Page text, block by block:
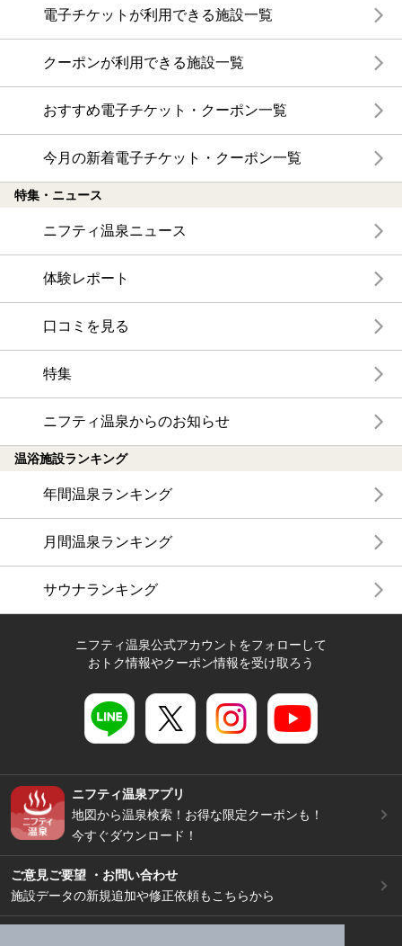
電子チケットが利用できる施設一覧
クーポンが利用できる施設一覧
おすすめ電子チケット・クーポン一覧
今月の新着電子チケット・クーポン一覧
特集・ニュース
ニフティ温泉ニュース
体験レポート
口コミを見る
特集
ニフティ温泉からのお知らせ
温浴施設ランキング
年間温泉ランキング
月間温泉ランキング
サウナランキング
ニフティ温泉公式アカウントをフォローして
おトク情報やクーポン情報を受け取ろう
ニフティ温泉アプリ
地図から温泉検索！お得な限定クーポンも！
今すぐダウンロード！
ご意見ご要望 ・お問い合わせ
施設データの新規追加や修正依頼もこちらから